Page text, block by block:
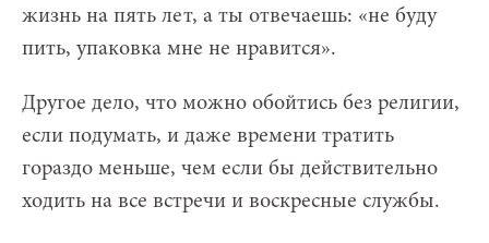
жизнь на пять лет, а ты отвечаешь: «не буду
пить, упаковка мне не нравится».
Другое дело, что можно обойтись без религии,
если подумать, и даже времени тратить
гораздо меньше, чем если бы действительно
ходить на все встречи и воскресные службы.